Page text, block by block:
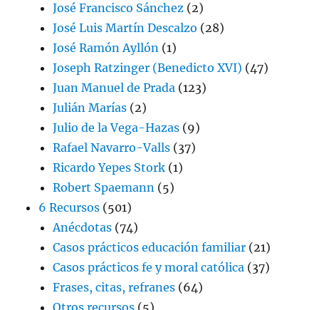
José Francisco Sánchez (2)
José Luis Martín Descalzo (28)
José Ramón Ayllón (1)
Joseph Ratzinger (Benedicto XVI) (47)
Juan Manuel de Prada (123)
Julián Marías (2)
Julio de la Vega-Hazas (9)
Rafael Navarro-Valls (37)
Ricardo Yepes Stork (1)
Robert Spaemann (5)
6 Recursos (501)
Anécdotas (74)
Casos prácticos educación familiar (21)
Casos prácticos fe y moral católica (37)
Frases, citas, refranes (64)
Otros recursos (5)